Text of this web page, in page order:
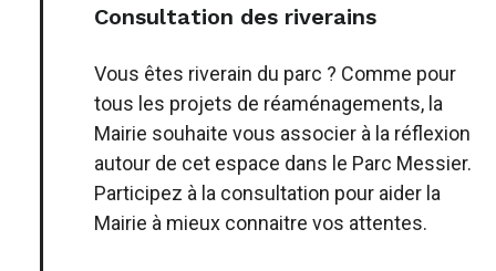
Consultation des riverains
Vous êtes riverain du parc ? Comme pour
tous les projets de réaménagements, la
Mairie souhaite vous associer à la réflexion
autour de cet espace dans le Parc Messier.
Participez à la consultation pour aider la
Mairie à mieux connaitre vos attentes.